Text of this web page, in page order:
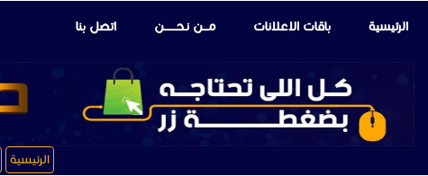
الرئيسية باقات الإعلانات مـــن نـحـــــــن اتصل بنا
الرئيسية